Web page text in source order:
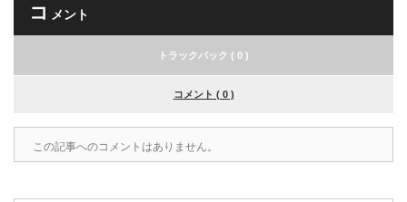
コ メント
トラックバック ( 0 )
コメント ( 0 )
この記事へのコメントはありません。